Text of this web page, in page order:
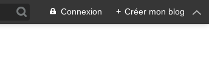
Connexion + Créer mon blog